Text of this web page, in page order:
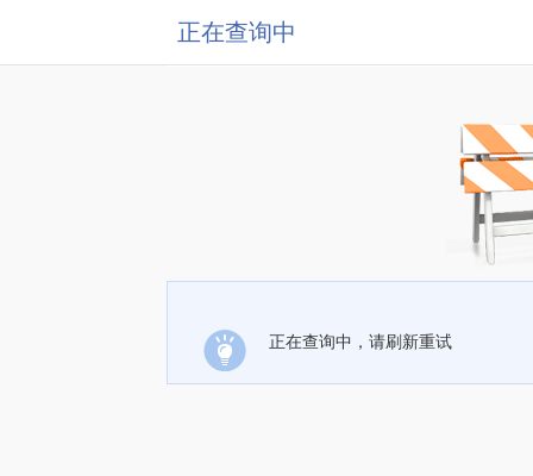
正在查询中
正在查询中，请刷新重试